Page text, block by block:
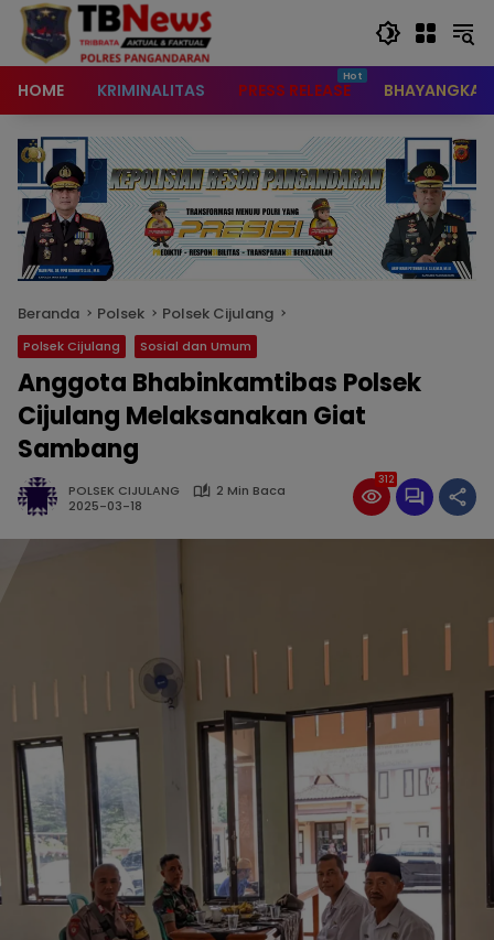
content
HOME KRIMINALITAS PRESS RELEASE BHAYANGKARI
Beranda Polsek Polsek Cijulang
Polsek Cijulang Sosial dan Umum
Anggota Bhabinkamtibas Polsek
Cijulang Melaksanakan Giat
Sambang
POLSEK CIJULANG
2 Min Baca
2025-03-18
312